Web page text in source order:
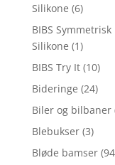
Silikone (6)
BIBS
Silikone (1)
BIBS Try It (10)
Bideringe (24)
Biler og bilbaner
Blebukser (3)
Bløde bamser